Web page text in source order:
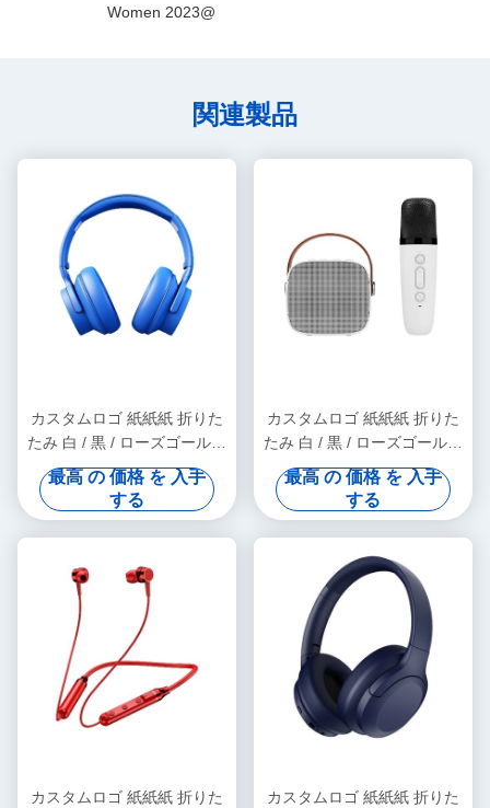
Women 2023@
関連製品
カスタムロゴ 紙紙紙 折りた
たみ 白 / 黒 / ローズゴールド
高級 磁気 ギフト ボックス リ
ボン 閉め付き
最高 の 価格 を 入手
する
カスタムロゴ 紙紙紙 折りた
たみ 白 / 黒 / ローズゴールド
高級 磁気 ギフト ボックス リ
ボン 閉め付き
最高 の 価格 を 入手
する
カスタムロゴ 紙紙紙 折りた
カスタムロゴ 紙紙紙 折りた